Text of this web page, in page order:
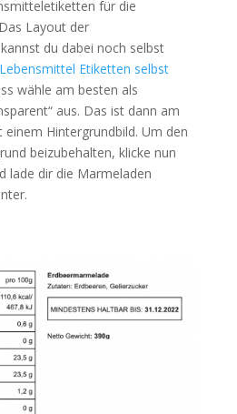
für die
Layout der
du dabei noch selbst
Lebensmittel Etiketten selbst
wähle am besten als
aus. Das ist dann am
Hintergrundbild. Um den
beizubehalten, klicke nun
lade dir die Marmeladen